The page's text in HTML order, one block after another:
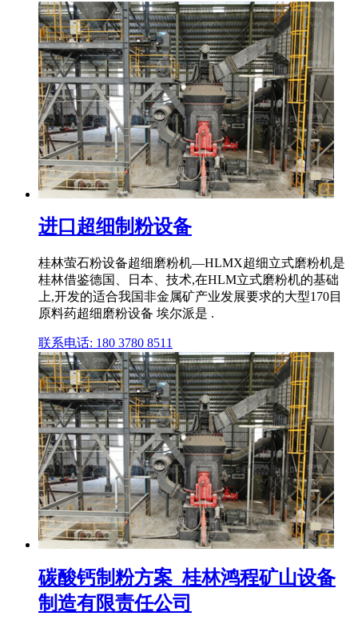
进口超细制粉设备
桂林萤石粉设备超细磨粉机—HLMX超细立式磨粉机是
桂林借鉴德国、日本、技术,在HLM立式磨粉机的基础
上,开发的适合我国非金属矿产业发展要求的大型170目
原料药超细磨粉设备 埃尔派是 .
联系电话: 180 3780 8511
碳酸钙制粉方案_桂林鸿程矿山设备
制造有限责任公司